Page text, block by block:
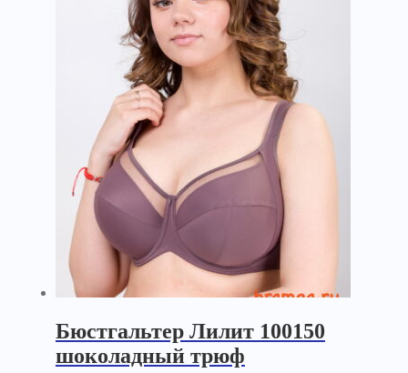
Бюстгальтер Лилит 100150
шоколадный трюф